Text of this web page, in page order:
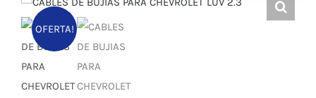
OFERTA!